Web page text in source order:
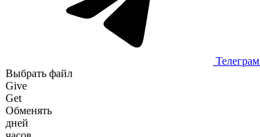
Телеграм
Выбрать файл
Give
Get
Обменять
дней